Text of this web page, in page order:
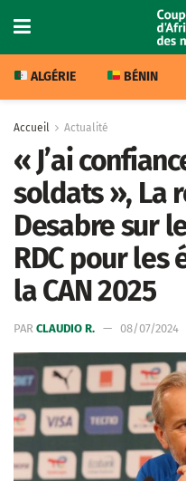
ALGÉRIE BÉNIN
Accueil Actualité
« J’ai
soldats », La
Desabre sur
RDC pour
la CAN 2025
PAR CLAUDIO R. 08/07/2024